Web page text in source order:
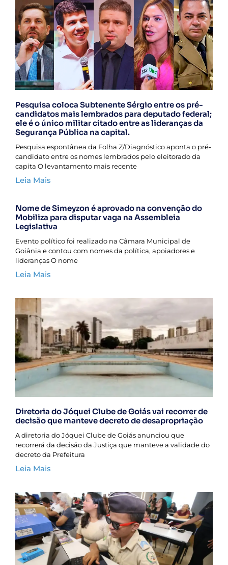
Pesquisa coloca Subtenente Sérgio entre os pré-
candidatos mais lembrados para deputado federal;
ele é o único militar citado entre as lideranças da
Segurança Pública na capital.
Pesquisa espontânea da Folha Z/Diagnóstico aponta o pré-
candidato entre os nomes lembrados pelo eleitorado da
capita O levantamento mais recente
Leia Mais
Nome de Simeyzon é aprovado na convenção do
Mobiliza para disputar vaga na Assembleia
Legislativa
Evento político foi realizado na Câmara Municipal de
Goiânia e contou com nomes da política, apoiadores e
lideranças O nome
Leia Mais
Diretoria do Jóquei Clube de Goiás vai recorrer de
decisão que manteve decreto de desapropriação
A diretoria do Jóquei Clube de Goiás anunciou que
recorrerá da decisão da Justiça que manteve a validade do
decreto da Prefeitura
Leia Mais